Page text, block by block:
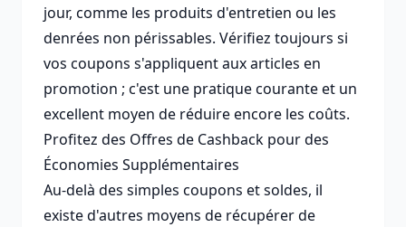
jour, comme les produits d'entretien ou les
denrées non périssables. Vérifiez toujours si
vos coupons s'appliquent aux articles en
promotion ; c'est une pratique courante et un
excellent moyen de réduire encore les coûts.
Profitez des Offres de Cashback pour des
Économies Supplémentaires
Au-delà des simples coupons et soldes, il
existe d'autres moyens de récupérer de